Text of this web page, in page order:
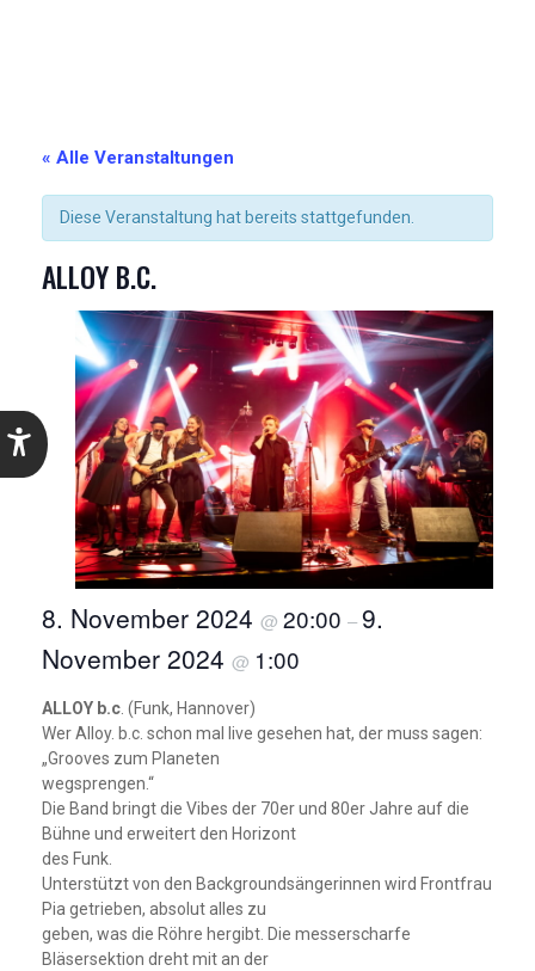
« Alle Veranstaltungen
Diese Veranstaltung hat bereits stattgefunden.
ALLOY B.C.
8. November 2024 @ 20:00 –9.
November 2024 @ 1:00
ALLOY b.c . (Funk, Hannover)
Wer Alloy. b.c. schon mal live gesehen hat, der muss sagen:
„Grooves zum Planeten
wegsprengen.“
Die Band bringt die Vibes der 70er und 80er Jahre auf die
Bühne und erweitert den Horizont
des Funk.
Unterstützt von den Backgroundsängerinnen wird Frontfrau
Pia getrieben, absolut alles zu
geben, was die Röhre hergibt. Die messerscharfe
Bläsersektion dreht mit an der